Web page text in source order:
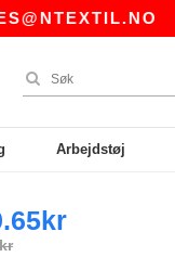
|
Arbejdstøj